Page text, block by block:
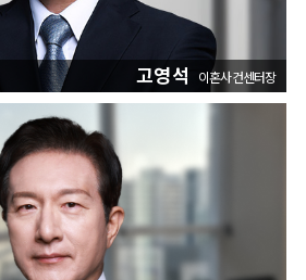
고영석 이혼사건센터장